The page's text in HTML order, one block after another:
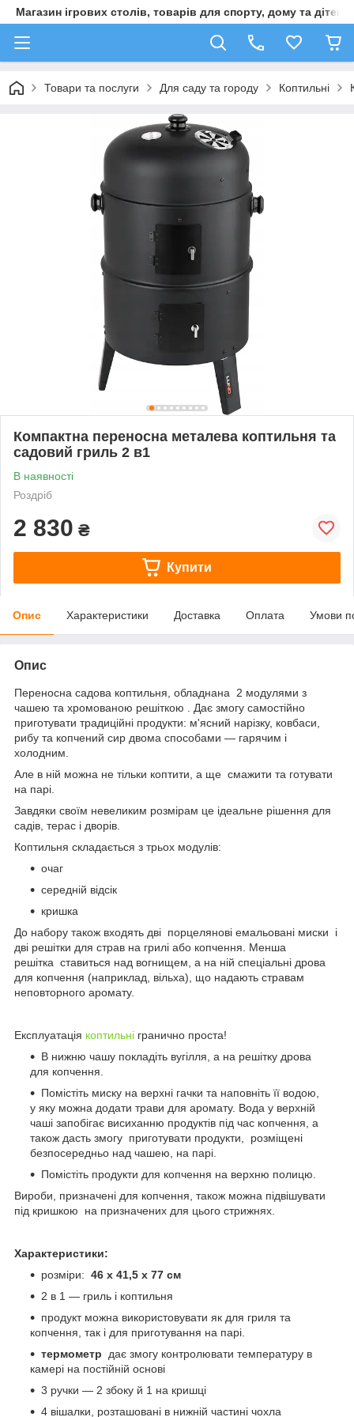
Магазин ігрових столів, товарів для спорту, дому та дітей
Товари та послуги Для саду та городу Коптильні
Компактна переносна металева коптильня та
садовий гриль 2 в1
В наявності
Роздріб
2 830 ₴
Купити
Опис Характеристики Доставка Оплата Умови
Опис
Переносна садова коптильня, обладнана 2 модулями з
чашею та хромованою решіткою . Дає змогу самостійно
приготувати традиційні продукти: м'ясний нарізку, ковбаси,
рибу та копчений сир двома способами — гарячим і
холодним.
Але в ній можна не тільки коптити, а ще смажити та готувати
на парі.
Завдяки своїм невеликим розмірам це ідеальне рішення для
садів, терас і дворів.
Коптильня складається з трьох модулів:
очаг
середній відсік
кришка
До набору також входять дві порцелянові емальовані миски і
дві решітки для страв на грилі або копчення. Менша
решітка ставиться над вогнищем, а на ній спеціальні дрова
для копчення (наприклад, вільха), що надають стравам
неповторного аромату.
Експлуатація коптильні гранично проста!
В нижню чашу покладіть вугілля, а на решітку дрова
для копчення.
Помістіть миску на верхні гачки та наповніть її водою,
у яку можна додати трави для аромату. Вода у верхній
чаші запобігає висиханню продуктів під час копчення, а
також дасть змогу приготувати продукти, розміщені
безпосередньо над чашею, на парі.
Помістіть продукти для копчення на верхню полицю.
Вироби, призначені для копчення, також можна підвішувати
під кришкою на призначених для цього стрижнях.
Характеристики:
розміри: 46 х 41,5 х 77 см
2 в 1 — гриль і коптильня
продукт можна використовувати як для гриля та
копчення, так і для приготування на парі.
термометр дає змогу контролювати температуру в
камері на постійній основі
3 ручки — 2 збоку й 1 на кришці
4 вішалки, розташовані в нижній частині чохла